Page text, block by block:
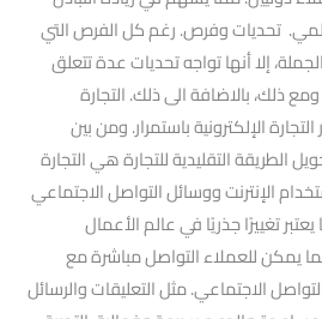
تحديات وفرص. رغم كل الفرص التي
إلا أنها تواجه تحديات عدة تتعلق
ذلك، بالاضافة الى ذلك. التجارة
الإلكترونية باستمرار. ومن بين
الطريقة التقليدية للتجارة هي التجارة
الإنترنت ووسائل التواصل الاجتماعي
تغييرًا جذريًا في عالم الأعمال
يمكن للعملاء التواصل مباشرة مع
الاجتماعي. مثل التعليقات والرسائل